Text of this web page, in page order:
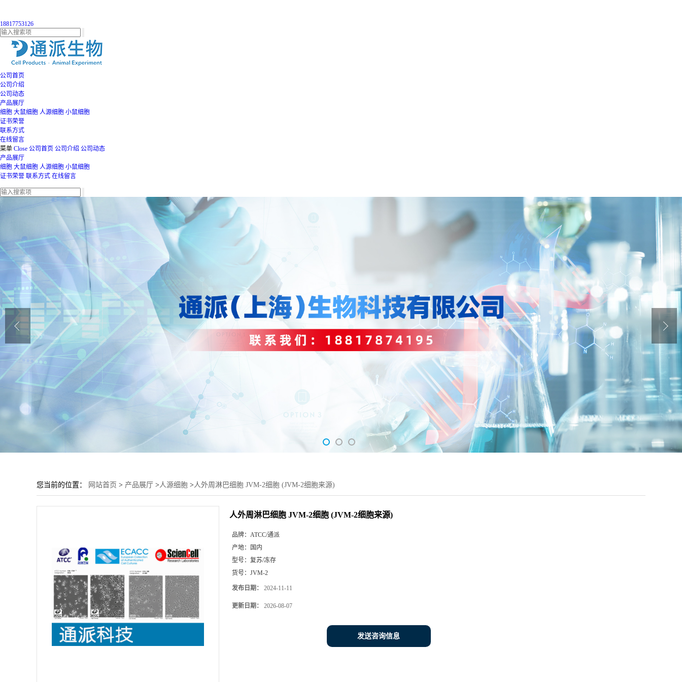
18817753126
公司首页
公司介绍
公司动态
产品展厅
细胞 大鼠细胞 人源细胞 小鼠细胞
证书荣誉
联系方式
在线留言
菜单 Close 公司首页 公司介绍 公司动态
产品展厅
细胞 大鼠细胞 人源细胞 小鼠细胞
证书荣誉 联系方式 在线留言
您当前的位置： 网站首页 > 产品展厅 >人源细胞 >人外周淋巴细胞 JVM-2细胞 (JVM-2细胞来源)
人外周淋巴细胞 JVM-2细胞 (JVM-2细胞来源)
品牌： ATCC/通派
产地：
国内
型号： 复苏/冻存
货号： JVM-2
发布日期： 2024-11-11
更新日期： 2026-08-07
发送咨询信息